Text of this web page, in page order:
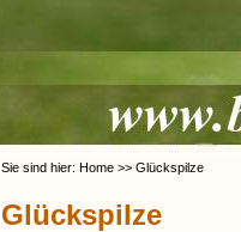
Sie sind hier: Home >> Glückspilze
Glückspilze